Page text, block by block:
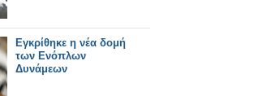
Εγκρίθηκε η νέα δομή
των Ενόπλων
Δυνάμεων